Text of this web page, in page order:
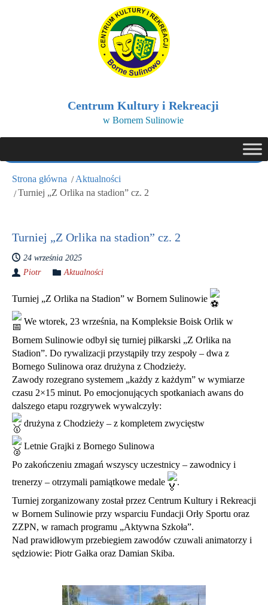
Centrum Kultury i Rekreacji
w Bornem Sulinowie
Strona główna
Aktualności
Turniej „Z Orlika na stadion” cz. 2
Turniej „Z Orlika na stadion” cz. 2
24 września 2025
Piotr
Aktualności
Turniej „Z Orlika na Stadion” w Bornem Sulinowie
We wtorek, 23 września, na Kompleksie Boisk Orlik w
Bornem Sulinowie odbył się turniej piłkarski „Z Orlika na
Stadion”. Do rywalizacji przystąpiły trzy zespoły – dwa z
Bornego Sulinowa oraz drużyna z Chodzieży.
Zawody rozegrano systemem „każdy z każdym” w wymiarze
czasu 2×15 minut. Po emocjonujących spotkaniach awans do
dalszego etapu rozgrywek wywalczyły:
drużyna z Chodzieży – z kompletem zwycięstw
Letnie Grajki z Bornego Sulinowa
Po zakończeniu zmagań wszyscy uczestnicy – zawodnicy i
trenerzy – otrzymali pamiątkowe medale
Turniej zorganizowany został przez Centrum Kultury i Rekreacji
w Bornem Sulinowie przy wsparciu Fundacji Orły Sportu oraz
ZZPN, w ramach programu „Aktywna Szkoła”.
Nad prawidłowym przebiegiem zawodów czuwali animatorzy i
sędziowie: Piotr Gałka oraz Damian Skiba.